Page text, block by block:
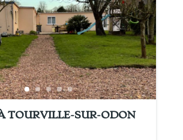
TOURVILLE-SUR-ODON